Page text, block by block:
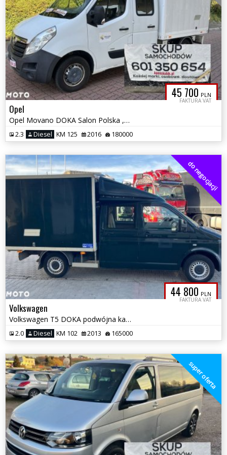
45 700 PLN
FAKTURA VAT
Opel
Opel Movano DOKA Salon Polska ,7 osób super stan możliwa zamiana raty
2.3 Diesel KM 125 2016 180000
44 800 PLN
FAKTURA VAT
do negocjacji
Volkswagen
Volkswagen T5 DOKA podwójna kabina brygadówka salon Polska klimatyzacj
2.0 Diesel KM 102 2013 165000
super oferta